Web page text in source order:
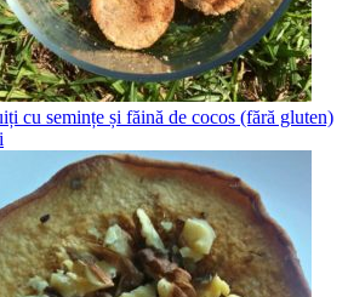
cu semințe și făină de cocos (fără gluten)